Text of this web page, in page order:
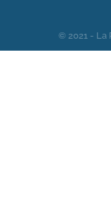
© 2021 - La